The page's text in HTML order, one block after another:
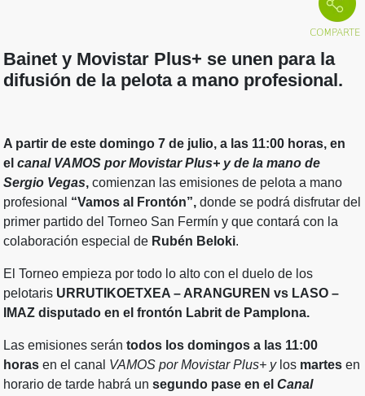
Bainet y Movistar Plus+ se unen para la
difusión de la pelota a mano profesional.
A partir de este domingo 7 de julio, a las 11:00 horas, en
el canal VAMOS por Movistar Plus+ y de la mano de
Sergio Vegas, comienzan las emisiones de pelota a mano
profesional “Vamos al Frontón”, donde se podrá disfrutar del
primer partido del Torneo San Fermín y que contará con la
colaboración especial de Rubén Beloki.
El Torneo empieza por todo lo alto con el duelo de los
pelotaris URRUTIKOETXEA – ARANGUREN vs LASO –
IMAZ disputado en el frontón Labrit de Pamplona.
Las emisiones serán todos los domingos a las 11:00
horas en el canal VAMOS por Movistar Plus+ ylos martes en
horario de tarde habrá un segundo pase en el Canal